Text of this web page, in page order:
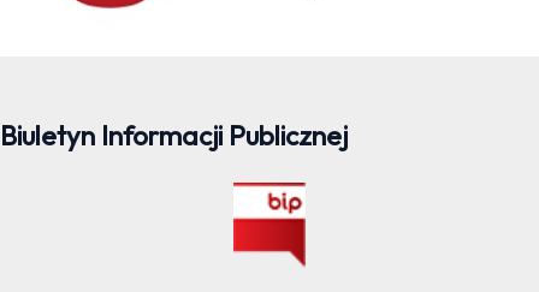
Biuletyn Informacji Publicznej